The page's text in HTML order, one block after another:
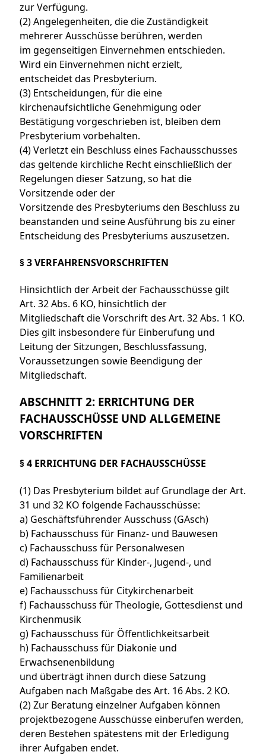
zur Verfügung.
(2) Angelegenheiten, die die Zuständigkeit
mehrerer Ausschüsse berühren, werden
im gegenseitigen Einvernehmen entschieden.
Wird ein Einvernehmen nicht erzielt,
entscheidet das Presbyterium.
(3) Entscheidungen, für die eine
kirchenaufsichtliche Genehmigung oder
Bestätigung vorgeschrieben ist, bleiben dem
Presbyterium vorbehalten.
(4) Verletzt ein Beschluss eines Fachausschusses
das geltende kirchliche Recht einschließlich der
Regelungen dieser Satzung, so hat die
Vorsitzende oder der
Vorsitzende des Presbyteriums den Beschluss zu
beanstanden und seine Ausführung bis zu einer
Entscheidung des Presbyteriums auszusetzen.
§ 3 VERFAHRENSVORSCHRIFTEN
Hinsichtlich der Arbeit der Fachausschüsse gilt
Art. 32 Abs. 6 KO, hinsichtlich der
Mitgliedschaft die Vorschrift des Art. 32 Abs. 1 KO.
Dies gilt insbesondere für Einberufung und
Leitung der Sitzungen, Beschlussfassung,
Voraussetzungen sowie Beendigung der
Mitgliedschaft.
ABSCHNITT 2: ERRICHTUNG DER
FACHAUSSCHÜSSE UND ALLGEMEINE
VORSCHRIFTEN
§ 4 ERRICHTUNG DER FACHAUSSCHÜSSE
(1) Das Presbyterium bildet auf Grundlage der Art.
31 und 32 KO folgende Fachausschüsse:
a) Geschäftsführender Ausschuss (GAsch)
b) Fachausschuss für Finanz- und Bauwesen
c) Fachausschuss für Personalwesen
d) Fachausschuss für Kinder-, Jugend-, und
Familienarbeit
e) Fachausschuss für Citykirchenarbeit
f) Fachausschuss für Theologie, Gottesdienst und
Kirchenmusik
g) Fachausschuss für Öffentlichkeitsarbeit
h) Fachausschuss für Diakonie und
Erwachsenenbildung
und überträgt ihnen durch diese Satzung
Aufgaben nach Maßgabe des Art. 16 Abs. 2 KO.
(2) Zur Beratung einzelner Aufgaben können
projektbezogene Ausschüsse einberufen werden,
deren Bestehen spätestens mit der Erledigung
ihrer Aufgaben endet.